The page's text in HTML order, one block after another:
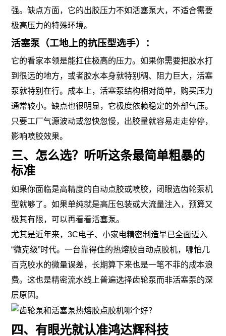
强。缺点方面，它的出胶压力不如活塞泵大，不适合需要
极高压力的特殊环境。
活塞泵（工地上的抗压型选手）：
它的看家本领是能扛住极高的压力。如果你需要把胶水打
到很远的地方，或者胶水本身就特别稠、阻力巨大，活塞
泵就特别在行。成本上，活塞泵结构相对简单，购买压力
通常较小。缺点也很明显，它极度依赖稳定的外部气压。
只要工厂气源波动或忽快忽慢，出胶量就容易走走停停，
影响喷胶效果。
三、怎么选？听听这条最简单粗暴的
标准
如果你面临是高精度的自动点胶或喷胶，闭眼选齿轮泵机
型就够了。如果单纯就是高压包装或大流量注入，预算又
极其有限，可以再看看活塞泵。
尤其是近年来，3C电子、小家电精密制造早已全面迈入
“微克级”时代。一台靠得住的热熔胶自动点胶机，哪怕几
百克胶水的微量误差，长期算下来也是一笔不菲的成本浪
费。这也是精密流水线上普遍选择齿轮泵而非活塞泵的深
层原因。
四、有眼光就认准鸿达辉科技